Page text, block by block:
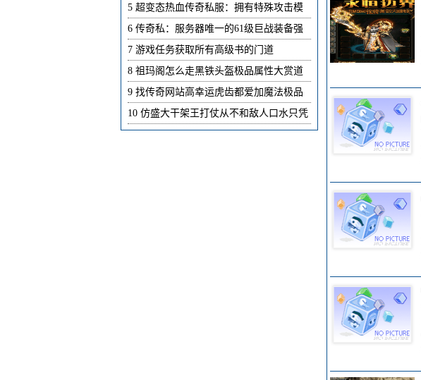
5 超变态热血传奇私服：拥有特殊攻击模
6 传奇私：服务器唯一的61级巨战装备强
7 游戏任务获取所有高级书的门道
8 祖玛阁怎么走黑铁头盔极品属性大赏道
9 找传奇网站高幸运虎齿都爱加魔法极品
10 仿盛大干架王打仗从不和敌人口水只凭